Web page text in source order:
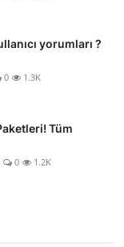
yorumları ?
0 1.3K
Tüm
0 1.2K